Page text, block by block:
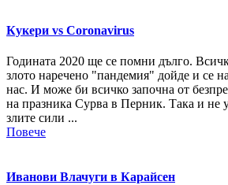
Кукери vs Coronavirus
Годината 2020 ще се помни дълго.
злото наречено "пандемия" дойде и се
нас. И може би всичко започна от
на празника Сурва в Перник. Така и не
злите сили ...
Повече
Иванови Влачуги в Карайсен